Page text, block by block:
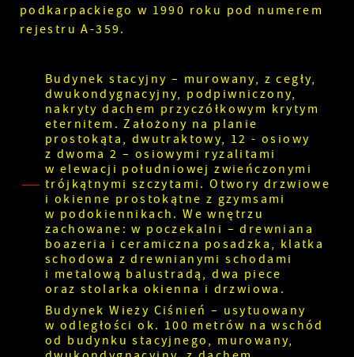
podkarpackiego w 1990 roku pod numerem
rejestru A-359.
Budynek stacyjny – murowany, z cegły,
dwukondygnacyjny, podpiwniczony,
nakryty dachem przyczółkowym krytym
eternitem. Założony na planie
prostokąta, dwutraktowy, 12 - osiowy
z dwoma 2 – osiowymi ryzalitami
w elewacji południowej zwieńczonymi
trójkątnymi szczytami. Otwory drzwiowe
i okienne prostokątne z gzymsami
w podokiennikach. We wnętrzu
zachowane: w poczekalni – drewniana
boazeria i ceramiczna posadzka, klatka
schodowa z drewnianymi schodami
i metalową balustradą, dwa piece
oraz stolarka okienna i drzwiowa.
Budynek Wieży Ciśnień – usytuowany
w odległości ok. 100 metrów na wschód
od budynku stacyjnego, murowany,